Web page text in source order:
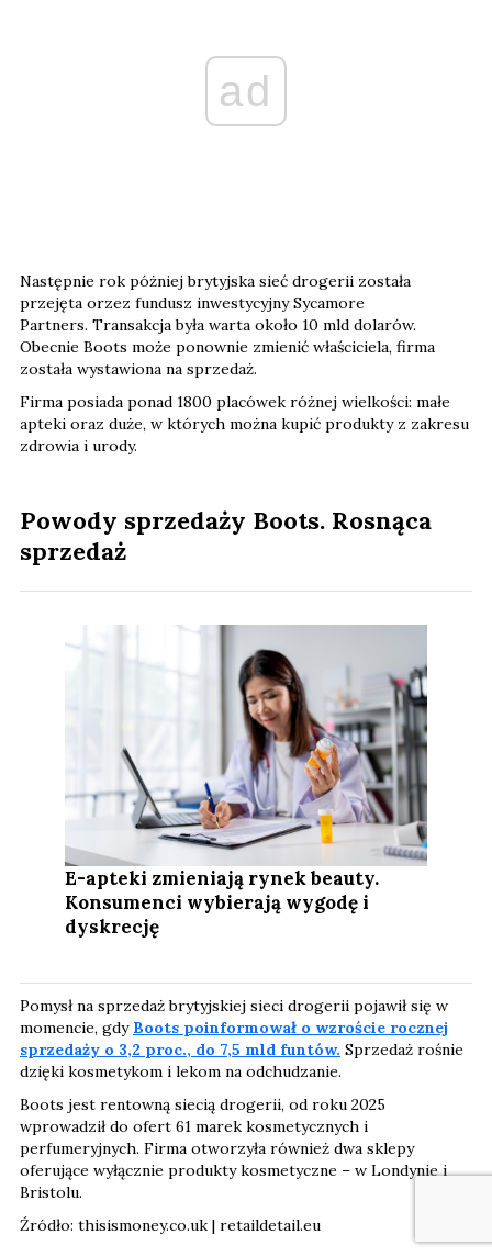
ad
Następnie rok póżniej brytyjska sieć drogerii została
przejęta orzez fundusz inwestycyjny Sycamore
Partners. Transakcja była warta około 10 mld dolarów.
Obecnie Boots może ponownie zmienić właściciela, firma
została wystawiona na sprzedaż.
Firma posiada ponad 1800 placówek różnej wielkości: małe
apteki oraz duże, w których można kupić produkty z zakresu
zdrowia i urody.
Powody sprzedaży Boots. Rosnąca
sprzedaż
E-apteki zmieniają rynek beauty.
Konsumenci wybierają wygodę i
dyskrecję
Pomysł na sprzedaż brytyjskiej sieci drogerii pojawił się w
momencie, gdy Boots poinformował o wzroście rocznej
sprzedaży o 3,2 proc., do 7,5 mld funtów. Sprzedaż rośnie
dzięki kosmetykom i lekom na odchudzanie.
Boots jest rentowną siecią drogerii, od roku 2025
wprowadził do ofert 61 marek kosmetycznych i
perfumeryjnych. Firma otworzyła również dwa sklepy
oferujące wyłącznie produkty kosmetyczne – w Londynie i
Bristolu.
Źródło: thisismoney.co.uk | retaildetail.eu